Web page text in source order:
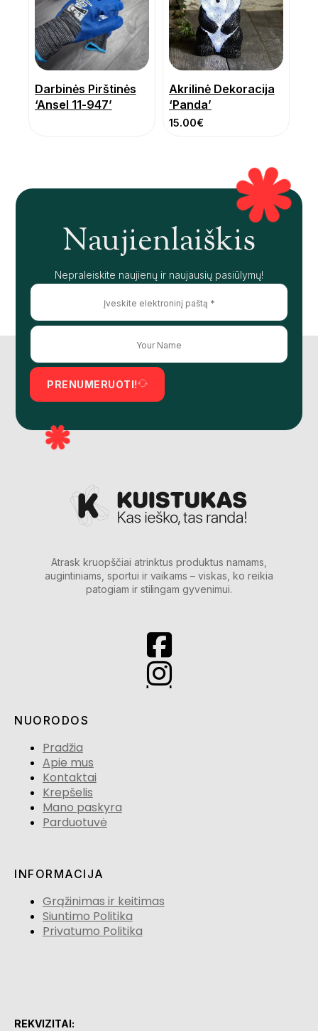
Darbinės Pirštinės
‘Ansel 11-947’
Akrilinė Dekoracija
‘Panda’
15.00€
Naujienlaiškis
Nepraleiskite naujienų ir naujausių pasiūlymų!
PRENUMERUOTI!
Atrask kruopščiai atrinktus produktus namams,
augintiniams, sportui ir vaikams – viskas, ko reikia
patogiam ir stilingam gyvenimui.
NUORODOS
Pradžia
Apie mus
Kontaktai
Krepšelis
Mano paskyra
Parduotuvė
INFORMACIJA
Grąžinimas ir keitimas
Siuntimo Politika
Privatumo Politika
REKVIZITAI: